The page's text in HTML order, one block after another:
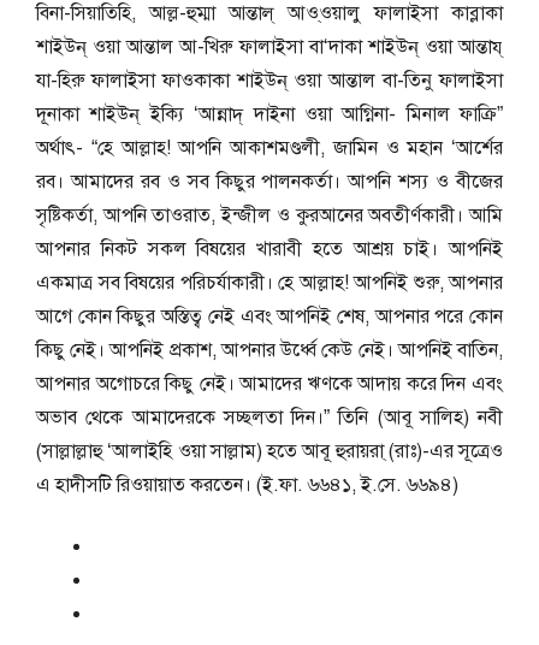
বিনা-সিয়াতিহি, আল্ল-হুম্মা আন্তাল্ আও্ওয়ালু ফালাইসা কাব্লাকা
শাইউন্ ওয়া আন্তাল আ-খিরু ফালাইসা বা‘দাকা শাইউন্ ওয়া আন্তায্
যা-হিরু ফালাইসা ফাওকাকা শাইউন্ ওয়া আন্তাল বা-তিনু ফালাইসা
দূনাকা শাইউন্ ইক্যি ‘আন্নাদ্ দাইনা ওয়া আগ্নিনা- মিনাল ফাক্রি”
অর্থাৎ- “হে আল্লাহ! আপনি আকাশমণ্ডলী, জামিন ও মহান ‘আর্শের
রব। আমাদের রব ও সব কিছুর পালনকর্তা। আপনি শস্য ও বীজের
সৃষ্টিকর্তা, আপনি তাওরাত, ইন্জীল ও কুরআনের অবতীর্ণকারী। আমি
আপনার নিকট সকল বিষয়ের খারাবী হতে আশ্রয় চাই। আপনিই
একমাত্র সব বিষয়ের পরিচর্যাকারী। হে আল্লাহ! আপনিই শুরু, আপনার
আগে কোন কিছুর অস্তিত্ব নেই এবং আপনিই শেষ, আপনার পরে কোন
কিছু নেই। আপনিই প্রকাশ, আপনার উর্ধ্বে কেউ নেই। আপনিই বাতিন,
আপনার অগোচরে কিছু নেই। আমাদের ঋণকে আদায় করে দিন এবং
অভাব থেকে আমাদেরকে সচ্ছলতা দিন।” তিনি (আবূ সালিহ) নবী
(সাল্লাল্লাহু ‘আলাইহি ওয়া সাল্লাম) হতে আবূ হুরায়রা্ (রাঃ)-এর সূত্রেও
এ হাদীসটি রিওয়ায়াত করতেন। (ই.ফা. ৬৬৪১, ই.সে. ৬৬৯৪)